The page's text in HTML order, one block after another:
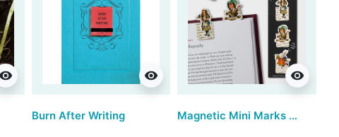
visibility visibility
Burn After Writing
visibility
Magnetic Mini Marks by IF - Alice (set van 3)